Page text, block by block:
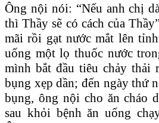
Ông nội nói: “Nếu anh chị
thì Thầy sẽ có cách của
mãi rồi gạt nước mắt lên
uống một lọ thuốc nước
mình bắt đầu tiêu chảy thải
bụng xẹp dần; đến ngày thứ
bụng, ông nội cho ăn cháo
sau khỏi bệnh ăn uống